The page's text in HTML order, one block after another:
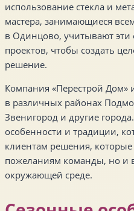
использование стекла и
мастера, занимающиеся
в Одинцово, учитывают эти
проектов, чтобы создать
решение.
Компания «Перестрой
в различных районах
Звенигород и другие
особенности и традиции,
клиентам решения, которые
пожеланиям команды, но и
окружающей среде.